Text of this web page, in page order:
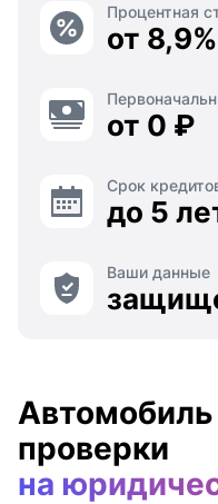
Процентная
от
от 0 ₽
Срок
до 5
Ваши данные
проверки
на